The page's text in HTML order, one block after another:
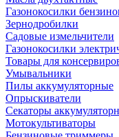
Газонокосилки
Зернодробилки
Садовые измельчители
Газонокосилки
Товары для
Умывальники
Пилы аккумуляторные
Опрыскиватели
Секаторы
Мотокультиваторы